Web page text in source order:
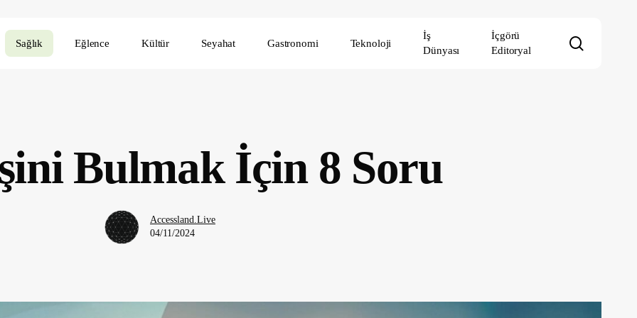
Sağlık Eğlence Kültür Seyahat Gastronomi Teknoloji
İş
Dünyası
İçgörü
Editoryal
Bulmak İçin 8 Soru
Accessland.Live
04/11/2024